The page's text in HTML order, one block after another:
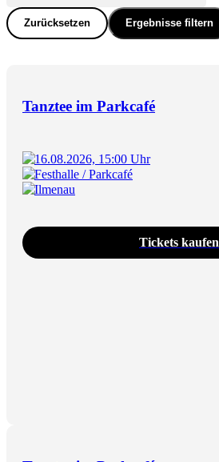
Zurücksetzen Ergebnisse filtern
Tanztee im Parkcafé
16.08.2026, 15:00 Uhr
Festhalle / Parkcafé
Ilmenau
Tickets kaufen